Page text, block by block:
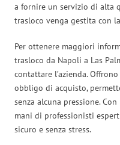
a fornire un servizio di alta
trasloco venga gestita con
Per ottenere maggiori
trasloco da Napoli a Las
contattare l’azienda.
obbligo di acquisto,
senza alcuna pressione.
mani di professionisti
sicuro e senza stress.